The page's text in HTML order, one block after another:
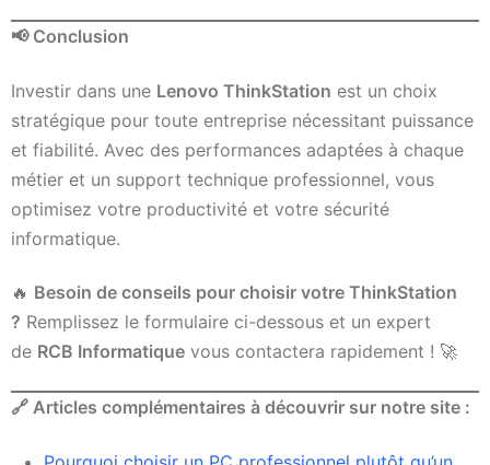
📢Conclusion
Investir dans une Lenovo ThinkStation est un choix
stratégique pour toute entreprise nécessitant puissance
et fiabilité. Avec des performances adaptées à chaque
métier et un support technique professionnel, vous
optimisez votre productivité et votre sécurité
informatique.
🔥 Besoin de conseils pour choisir votre ThinkStation
? Remplissez le formulaire ci-dessous et un expert
de RCB Informatique vous contactera rapidement ! 🚀
🔗 Articles complémentaires à découvrir sur notre site :